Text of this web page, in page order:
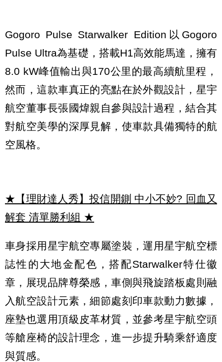
Gogoro Pulse Starwalker Edition以Gogoro
Pulse Ultra為基礎，搭載H1高效能馬達，擁有
8.0 kW峰值輸出與170公里的最高續航里程，
然而，這款車真正的亮點在於外觀設計，星宇
航空董事長張國煒親自參與設計過程，結合其
對航空美學的深厚見解，使車款具備獨特的航
空風格。
★【理財達人秀】投信開鍘 中小不妙? 回血又
解套 清單勝利組 ★
車身採用星宇航空專屬塗裝，運用星宇航空標
誌性的大地金配色，搭配Starwalker特仕徽
章，展現品牌尊榮感，車側與飛旋踏板處則融
入航空設計元素，細節處刻印車款動力數據，
座墊也選用頂級皮革材質，並參考星宇航空頭
等艙座椅的設計理念，進一步提升騎乘舒適度
與質感。